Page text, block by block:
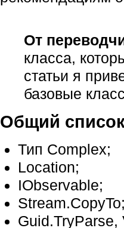
От
класса,
статьи я
базовые
Общий
Тип Complex;
Location;
IObservable;
Guid.TryParse,